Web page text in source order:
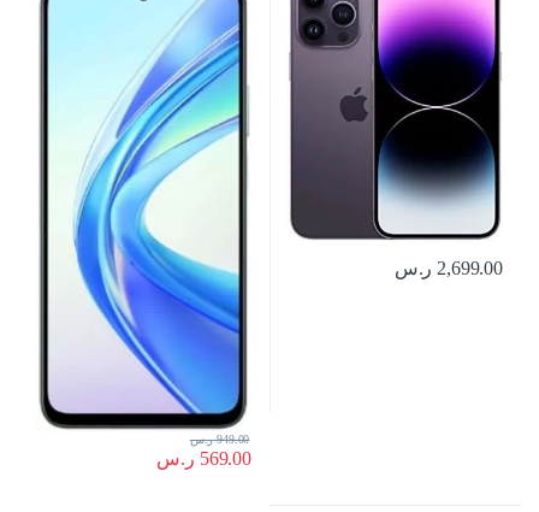
2,699.00 ر.س
شرائح اتصال اندرويد 13 أخضر زمردي
569.00 ر.س
949.00 ر.س